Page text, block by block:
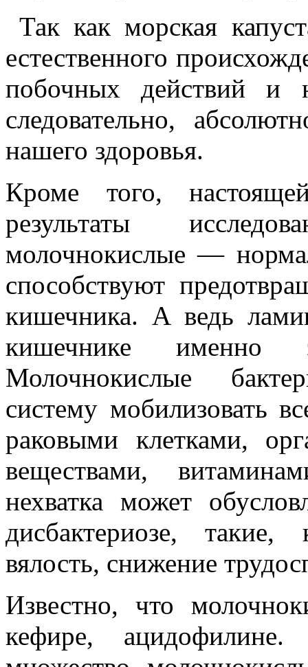
Так как морская
естественного
побочных действий и
следовательно,
нашего
Кроме того,
результаты
молочнокислые —
способствуют
кишечника. А ведь
кишечнике именно
Молочнокислые
систему мобилизовать
раковыми клетками,
веществами,
нехватка может
дисбактериозе, такие,
вялость, снижение
Известно, что
кефире,